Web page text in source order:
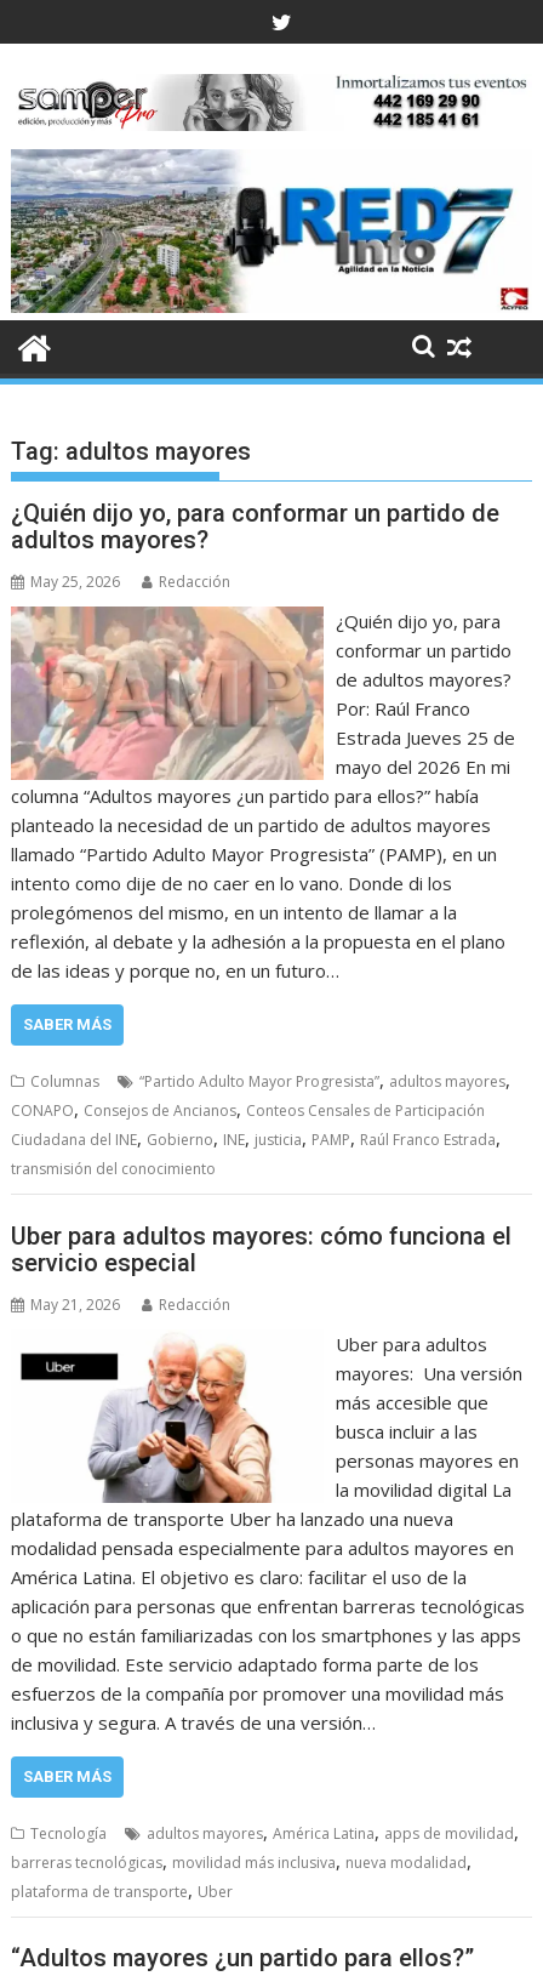
to
Tag: adultos mayores
¿Quién dijo yo, para conformar un partido de
adultos mayores?
May 25, 2026 Redacción
¿Quién dijo yo, para
conformar un partido
de adultos mayores?
Por: Raúl Franco
Estrada Jueves 25 de
mayo del 2026 En mi
columna “Adultos mayores ¿un partido para ellos?” había
planteado la necesidad de un partido de adultos mayores
llamado “Partido Adulto Mayor Progresista” (PAMP), en un
intento como dije de no caer en lo vano. Donde di los
prolegómenos del mismo, en un intento de llamar a la
reflexión, al debate y la adhesión a la propuesta en el plano
de las ideas y porque no, en un futuro…
SABER MÁS
Columnas “Partido Adulto Mayor Progresista”, adultos mayores,
CONAPO, Consejos de Ancianos, Conteos Censales de Participación
Ciudadana del INE, Gobierno, INE, justicia, PAMP, Raúl Franco Estrada,
transmisión del conocimiento
Uber para adultos mayores: cómo funciona el
servicio especial
May 21, 2026 Redacción
Uber para adultos
mayores: Una versión
más accesible que
busca incluir a las
personas mayores en
la movilidad digital La
plataforma de transporte Uber ha lanzado una nueva
modalidad pensada especialmente para adultos mayores en
América Latina. El objetivo es claro: facilitar el uso de la
aplicación para personas que enfrentan barreras tecnológicas
o que no están familiarizadas con los smartphones y las apps
de movilidad. Este servicio adaptado forma parte de los
esfuerzos de la compañía por promover una movilidad más
inclusiva y segura. A través de una versión…
SABER MÁS
Tecnología adultos mayores,América Latina, apps de movilidad,
barreras tecnológicas, movilidad más inclusiva, nueva modalidad,
plataforma de transporte, Uber
“Adultos mayores ¿un partido para ellos?”